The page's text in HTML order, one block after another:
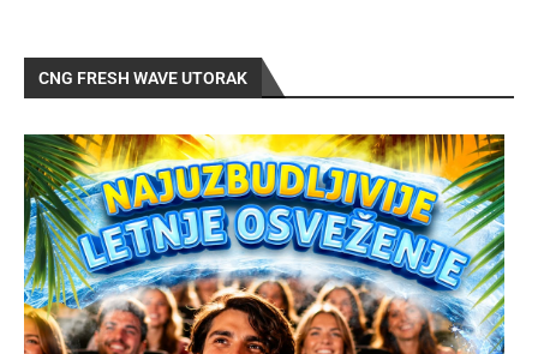
CNG FRESH WAVE UTORAK